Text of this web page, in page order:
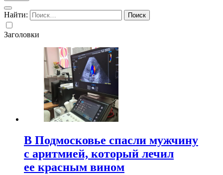
Найти:
Заголовки
В Подмосковье спасли мужчину
с аритмией, который лечил
ее красным вином